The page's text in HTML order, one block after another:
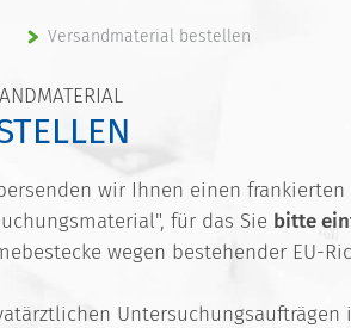
Versandmaterial bestellen
wir Ihnen einen
für das Sie bitte
wegen bestehender EU-